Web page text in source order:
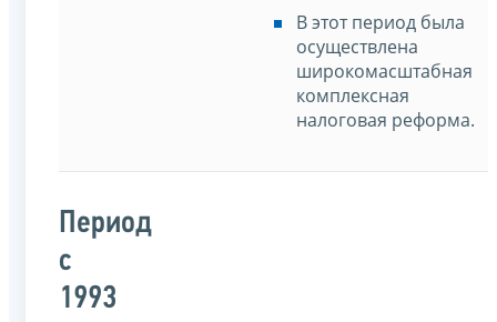
В этот период была
осуществлена
широкомасштабная
комплексная
налоговая реформа.
Период
с
1993